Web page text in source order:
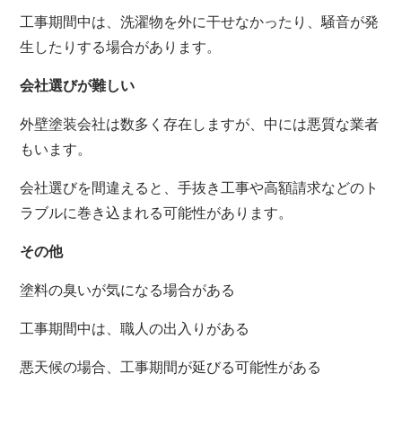
工事期間中は、洗濯物を外に干せなかったり、騒音が発
生したりする場合があります。
会社選びが難しい
外壁塗装会社は数多く存在しますが、中には悪質な業者
もいます。
会社選びを間違えると、手抜き工事や高額請求などのト
ラブルに巻き込まれる可能性があります。
その他
塗料の臭いが気になる場合がある
工事期間中は、職人の出入りがある
悪天候の場合、工事期間が延びる可能性がある